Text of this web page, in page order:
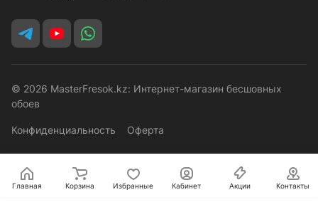
© 2026 MasterFresok.kz: Интернет-магазин бесшовных
обоев
Конфиденциальность Оферта
Главная Корзина Избранные Кабинет Акции Контакты